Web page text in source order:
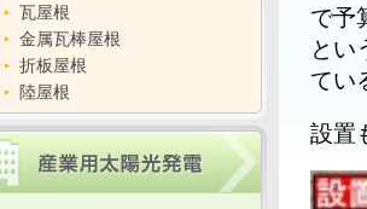
瓦屋根
金属瓦棒屋根
折板屋根
陸屋根
で予
とい
てい
設置